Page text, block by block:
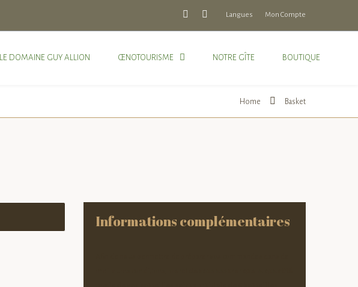
Langues Mon Compte
LE DOMAINE GUY ALLION ŒNOTOURISME NOTRE GÎTE BOUTIQUE
Home Basket
Informations complémentaires